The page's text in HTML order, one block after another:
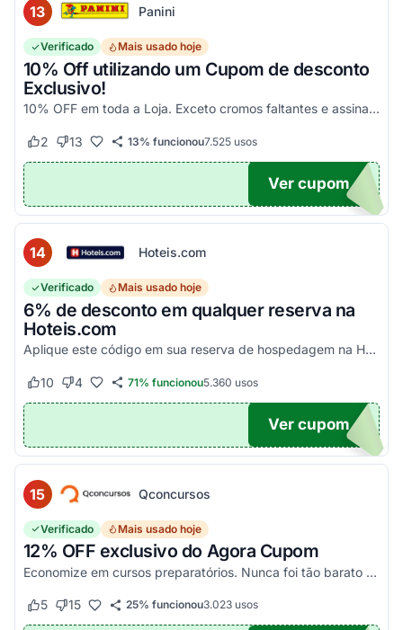
13 Panini
Verificado Mais usado hoje
10% Off utilizando um Cupom de desconto
Exclusivo!
10% OFF em toda a Loja. Exceto cromos faltantes e assinaturas. Aproveite essa exclusividade!
Este cupom funcionou
2 Este cupom não funcionou
13 13% funcionou7.525usos
UPOM
Ver cupom
14 Hoteis.com
Verificado Mais usado hoje
6% de desconto em qualquer reserva na
Hoteis.com
Aplique este código em sua reserva de hospedagem na Hoteis.com para obter 6% de desconto em estabelecimentos participantes da promoção.
Este cupom funcionou
10 Este cupom não funcionou
4 71% funcionou5.360 usos
POM6
Ver cupom
15 Qconcursos
Verificado Mais usado hoje
12% OFF exclusivo do Agora Cupom
Economize em cursos preparatórios. Nunca foi tão barato estudar e mudar a sua carreira!
Este cupom funcionou
5 Este cupom não funcionou
15 25% funcionou3.023usos